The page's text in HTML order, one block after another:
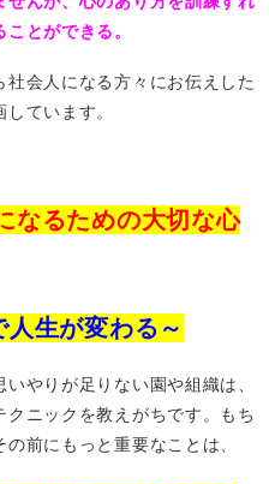
とができる。
会人になる方々にお伝えした
ています。
なるための大切な心
人生が変わる～
やりが足りない園や組織は、
ニックを教えがちです。もち
前にもっと重要なことは、